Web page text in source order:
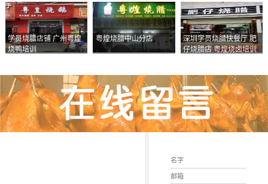
学员烧腊店铺 广州粤煌
烧鸭培训
粤煌烧腊中山分店
深圳学员烧腊快餐厅 肥
仔烧腊店 粤煌烧卤培训